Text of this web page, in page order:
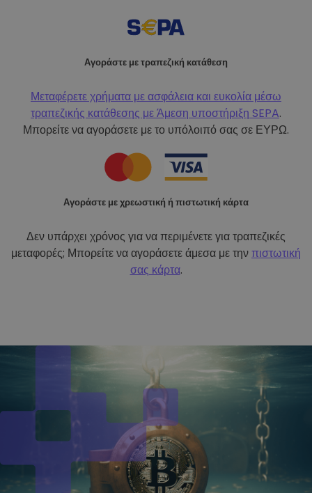
Αγοράστε με τραπεζική κατάθεση
Μεταφέρετε χρήματα με ασφάλεια και ευκολία μέσω
τραπεζικής κατάθεσης μεΆμεση υποστήριξη SEPA.
Μπορείτε να αγοράσετε με το υπόλοιπό σας σε ΕΥΡΩ.
Αγοράστε με χρεωστική ή πιστωτική κάρτα
Δεν υπάρχει χρόνος για να περιμένετε για τραπεζικές
μεταφορές; Μπορείτε να αγοράσετε άμεσα με τηνπιστωτική
σας κάρτα.